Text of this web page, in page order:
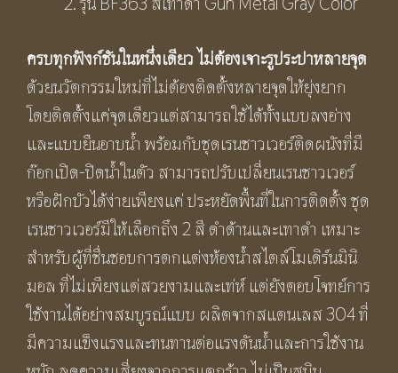
ใน
ตัว
กับ
ก๊อก
เย็น
ร้อน-
เย็น
และ
ครบทุกฟังก์ชันในหนึ่งเดียว ไม่ต้องเจาะรูประปาหลายจุด
ด้วยนวัตกรรมใหม่ที่ไม่ต้องติดตั้งหลายจุดให้ยุ่งยาก
โดยติดตั้งแค่จุดเดียวแต่สามารถใช้ได้ทั้งแบบลงอ่าง
และแบบยืนอาบน้ำ พร้อมกับชุดเรนชาวเวอร์ติดผนังที่มี
ก๊อกเปิด-ปิดน้ำในตัว สามารถปรับเปลี่ยนเรนชาวเวอร์
หรือฝักบัวได้ง่ายเพียงแค่ ประหยัดพื้นที่ในการติดตั้ง ชุด
เรนชาวเวอร์มีให้เลือกถึง 2 สี ดำด้านและเทาดำ เหมาะ
สำหรับผู้ที่ชื่นชอบการตกแต่งห้องน้ำสไตล์โมเดิร์นมินิ
มอล ที่ไม่เพียงแต่สวยงามและเท่ห์ แต่ยังตอบโจทย์การ
ใช้งานได้อย่างสมบูรณ์แบบ ผลิตจากสแตนเลส 304 ที่
มีความแข็งแรงและทนทานต่อแรงดันน้ำและการใช้งาน